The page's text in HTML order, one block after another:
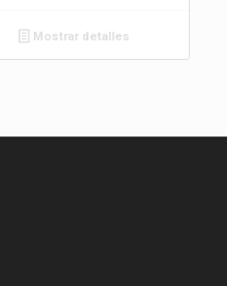
Mostrar detalles